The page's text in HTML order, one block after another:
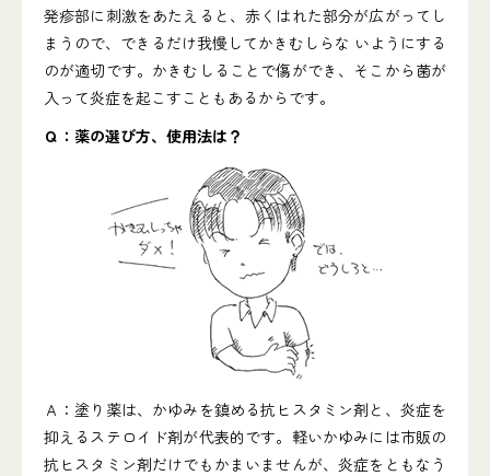
発疹部に刺激をあたえると、赤くはれた部分が広がってし
まうので、できるだけ我慢してかきむしらな いようにする
のが適切です。かきむしることで傷ができ、そこから菌が
入って炎症を起こすこともあるからです。
Ｑ：薬の選び方、使用法は？
Ａ：塗り薬は、かゆみを鎮める抗ヒスタミン剤と、炎症を
抑えるステロイド剤が代表的です。軽いかゆみには市販の
抗ヒスタミン剤だけでもかまいませんが、炎症をともなう